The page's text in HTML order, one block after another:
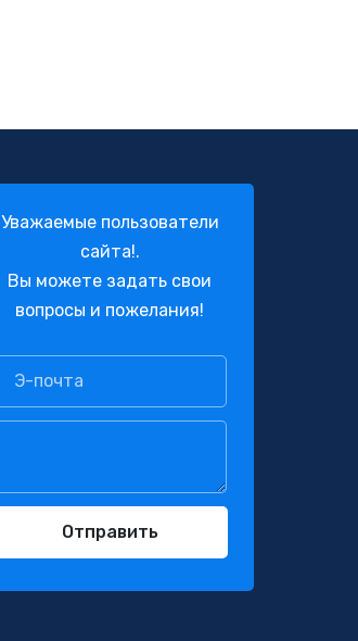
Уважаемые пользователи
сайта!.
Вы можете задать свои
вопросы и пожелания!
Отправить